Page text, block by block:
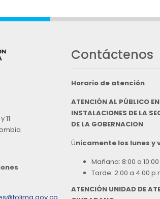
11
Contáctenos
Horario de atención
ATENCIÓN AL PÚBLICO
INSTALACIONES DE LA
DE LA GOBERNACION
Únicamente los lunes y
Mañana: 8:00 a
Tarde: 2:00 a 4:00
ATENCIÓN UNIDAD DE